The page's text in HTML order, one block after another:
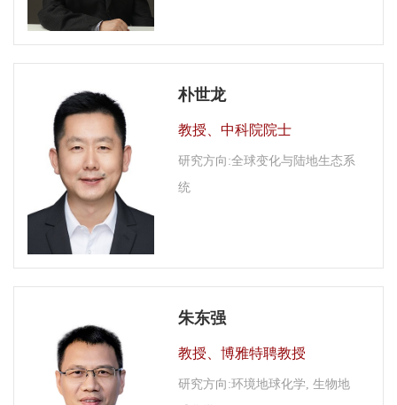
朴世龙
教授、中科院院士
研究方向:全球变化与陆地生态系
统
朱东强
教授、博雅特聘教授
研究方向:环境地球化学, 生物地